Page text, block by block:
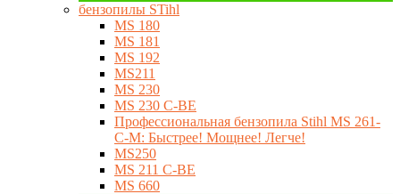
бензопилы STihl
MS 180
MS 181
MS 192
MS211
MS 230
MS 230 C-BE
Профессиональная бензопила Stihl MS 261-
C-M: Быстрее! Мощнее! Легче!
MS250
MS 211 C-BE
MS 660